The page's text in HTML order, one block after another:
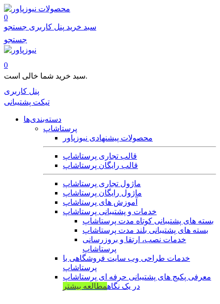
محصولات
0
سبد خرید پنل کاربری جستجو
جستجو
0
سبد خرید شما خالی است.
پنل کاربری
تیکت پشتیبانی
دسته‌بندی‌ها
پرستاشاپ
محصولات پیشنهادی نیوزپاور
قالب تجاری پرستاشاپ
قالب رایگان پرستاشاپ
ماژول تجاری پرستاشاپ
ماژول رایگان پرستاشاپ
آموزش های پرستاشاپ
خدمات و پشتیبانی پرستاشاپ
بسته های پشتیبانی کوتاه مدت پرستاشاپ
بسته های پشتیبانی بلند مدت پرستاشاپ
خدمات نصب، ارتقا و بروزرسانی
پرستاشاپ
خدمات طراحی وب سایت فروشگاهی با
پرستاشاپ
معرفی پکیج های پشتیبانی حرفه ای پرستاشاپ
در یک نگاهمطالعه بیشتر